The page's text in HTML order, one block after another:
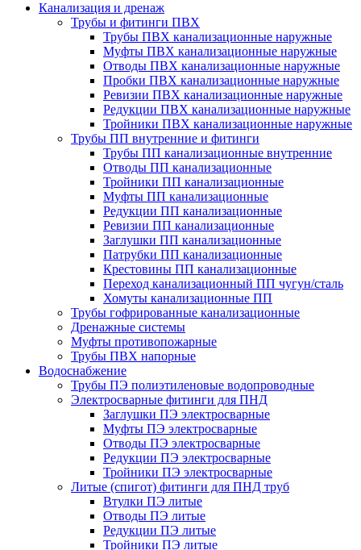
Канализация и дренаж
Трубы и фитинги ПВХ
Трубы ПВХ канализационные наружные
Муфты ПВХ канализационные наружные
Отводы ПВХ канализационные наружные
Пробки ПВХ канализационные наружные
Ревизии ПВХ канализационные наружные
Редукции ПВХ канализационные наружные
Тройники ПВХ канализационные наружные
Трубы ПП внутренние и фитинги
Трубы ПП канализационные внутренние
Отводы ПП канализационные
Тройники ПП канализационные
Муфты ПП канализационные
Редукции ПП канализационные
Ревизии ПП канализационные
Заглушки ПП канализационные
Патрубки ПП канализационные
Крестовины ПП канализационные
Переход канализационный ПП чугун/сталь
Хомуты канализационные ПП
Трубы гофрированные канализационные
Дренажные системы
Муфты противопожарные
Трубы ПВХ напорные
Водоснабжение
Трубы ПЭ полиэтиленовые водопроводные
Электросварные фитинги для ПНД
Заглушки ПЭ электросварные
Муфты ПЭ электросварные
Отводы ПЭ электросварные
Редукции ПЭ электросварные
Тройники ПЭ электросварные
Литые (спигот) фитинги для ПНД труб
Втулки ПЭ литые
Отводы ПЭ литые
Редукции ПЭ литые
Тройники ПЭ литые